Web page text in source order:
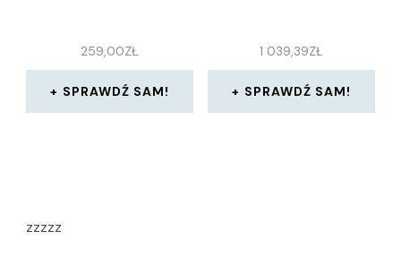
259,00ZŁ
SPRAWDŹ SAM!
1 039,39ZŁ
SPRAWDŹ SAM!
zzzzz